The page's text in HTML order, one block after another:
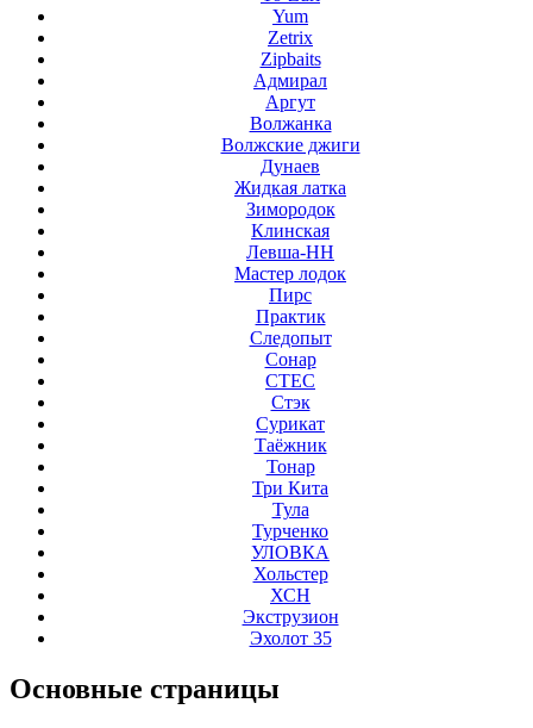
Yum
Zetrix
Zipbaits
Адмирал
Аргут
Волжанка
Волжские джиги
Дунаев
Жидкая латка
Зимородок
Клинская
Левша-НН
Мастер лодок
Пирс
Практик
Следопыт
Сонар
СТЕС
Стэк
Сурикат
Таёжник
Тонар
Три Кита
Тула
Турченко
УЛОВКА
Хольстер
ХСН
Экструзион
Эхолот 35
Основные страницы